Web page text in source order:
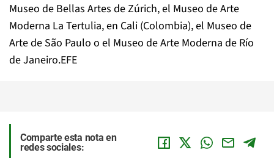
Museo de Bellas Artes de Zúrich, el Museo de Arte
Moderna La Tertulia, en Cali (Colombia), el Museo de
Arte de São Paulo o el Museo de Arte Moderna de Río
de Janeiro.EFE
Comparte esta nota en
redes sociales: